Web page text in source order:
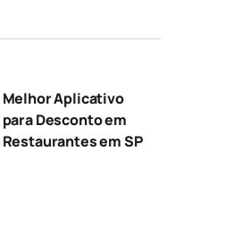
Melhor Aplicativo
para Desconto em
Restaurantes em SP